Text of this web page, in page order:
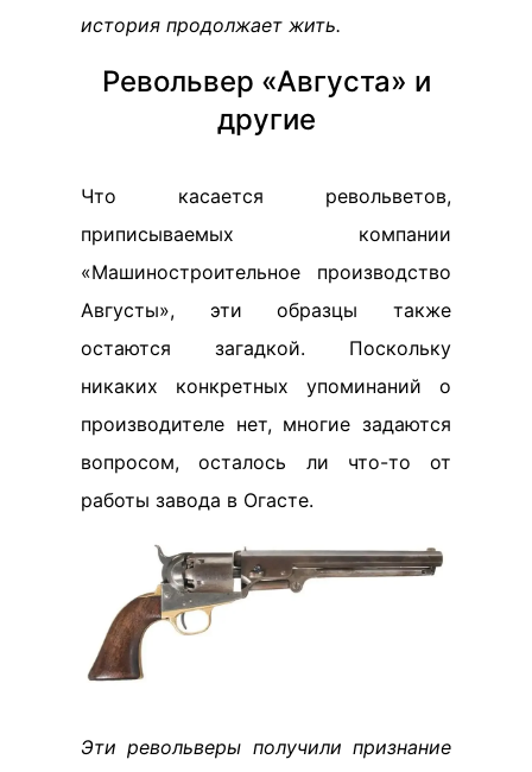
история продолжает жить.
Револьвер «Августа» и
другие
Что касается револьветов,
приписываемых компании
«Машиностроительное производство
Августы», эти образцы также
остаются загадкой. Поскольку
никаких конкретных упоминаний о
производителе нет, многие задаются
вопросом, осталось ли что-то от
работы завода в Огасте.
Эти револьверы получили признание